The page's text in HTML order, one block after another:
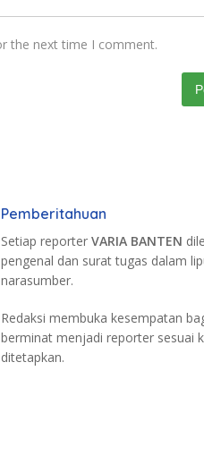
the next time I comment.
Pemberitahuan
Setiap reporter VARIA BANTEN
pengenal dan surat tugas dalam
narasumber.
Redaksi membuka kesempatan
berminat menjadi reporter sesuai
ditetapkan.